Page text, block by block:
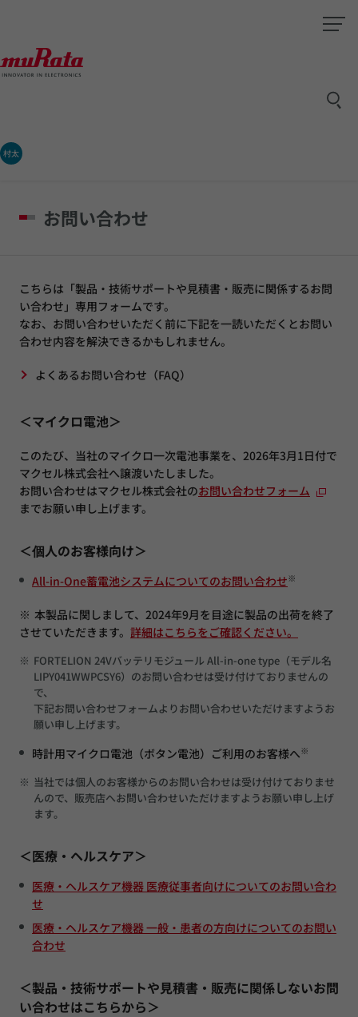
村太
お問い合わせ
こちらは「製品・技術サポートや見積書・販売に関係するお問
い合わせ」専用フォームです。
なお、お問い合わせいただく前に下記を一読いただくとお問い
合わせ内容を解決できるかもしれません。
よくあるお問い合わせ（FAQ）
＜マイクロ電池＞
このたび、当社のマイクロ一次電池事業を、2026年3月1日付で
マクセル株式会社へ譲渡いたしました。
お問い合わせはマクセル株式会社のお問い合わせフォーム
までお願い申し上げます。
＜個人のお客様向け＞
All-in-One蓄電池システムについてのお問い合わせ ※
※ 本製品に関しまして、2024年9月を目途に製品の出荷を終了
させていただきます。 詳細はこちらをご確認ください。
※ FORTELION 24Vバッテリモジュール All-in-one type（モデル名
LIPY041WWPCSY6）のお問い合わせは受け付けておりませんの
で、
下記お問い合わせフォームよりお問い合わせいただけますようお
願い申し上げます。
時計用マイクロ電池（ボタン電池）ご利用のお客様へ ※
※ 当社では個人のお客様からのお問い合わせは受け付けておりませ
んので、販売店へお問い合わせいただけますようお願い申し上げ
ます。
＜医療・ヘルスケア＞
医療・ヘルスケア機器 医療従事者向けについてのお問い合わ
せ
医療・ヘルスケア機器 一般・患者の方向けについてのお問い
合わせ
＜製品・技術サポートや見積書・販売に関係しないお問
い合わせはこちらから＞